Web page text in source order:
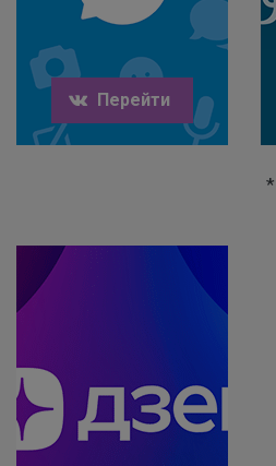
Перейти